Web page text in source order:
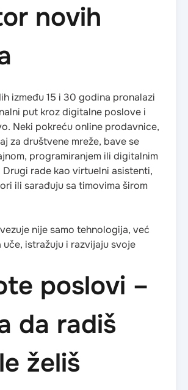
novih
između 15 i 30 godina pronalazi
put kroz digitalne poslove i
Neki pokreću online prodavnice,
za društvene mreže, bave se
programiranjem ili digitalnim
Drugi rade kao virtuelni asistenti,
ili sarađuju sa timovima širom
nije samo tehnologija, već
uče, istražuju i razvijaju svoje
poslovi –
da radiš
želiš